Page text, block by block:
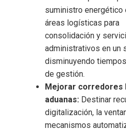
suministro energético
áreas logísticas para
consolidación y
administrativos en un
disminuyendo
de gestión.
Mejorar corredores
aduanas: Destinar
digitalización, la
mecanismos